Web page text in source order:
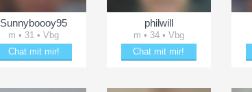
Sunnyboooy95
m • 31 • Vbg
Chat mit mir!
philwill
m • 34 • Vbg
Chat mit mir!